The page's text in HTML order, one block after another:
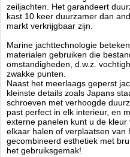
- noodpijp (revisie) en
- zelfnivellerende, stille downflow
- afneembaar, eenvoudig te
- terugslagklep voorkomt dat
- leidingen voor 2 retourpompen
- 10 keer duurzamer dan andere
- constructie van waterdicht
neemt geen water op, niet
vervormen
- hoge kast en laag carter bieden
- scharnieren gemaakt van
kwaliteit (bestand tegen zout en
- minimalistisch ontwerp
- gemonteerd door Aquaforest,
veiligheid
zeiljachten. Het garandeert
kast 10 keer duurzamer dan
markt verkrijgbaar zijn.
Marine jachttechnologie
materialen gebruiken die
omstandigheden, d.w.z.
zwakke punten.
Naast het meerlaags geperst
kleinste details zoals Japans
schroeven met verhoogde
past perfect in elk interieur, en
externe panelen kunt u de
elkaar halen of verplaatsen van
gecombineerd esthetiek met
het gebruiksgemak!